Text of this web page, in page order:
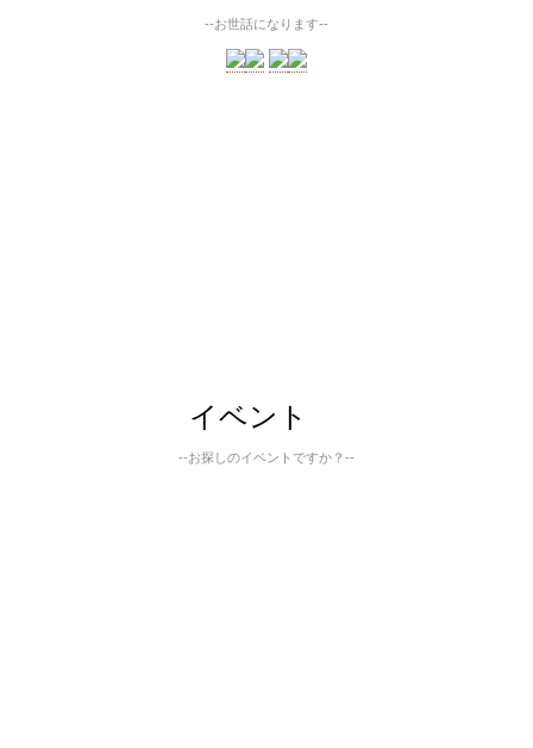
--お世話になります--
イベント
--お探しのイベントですか？--